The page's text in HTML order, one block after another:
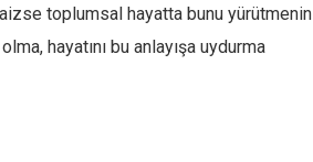
toplumsal hayatta bunu yürütmenin
hayatını bu anlayışa uydurma